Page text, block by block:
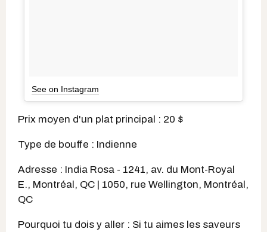
See on Instagram
Prix moyen d'un plat principal : 20 $
Type de bouffe : Indienne
Adresse : India Rosa - 1241, av. du Mont-Royal
E., Montréal, QC | 1050, rue Wellington, Montréal,
QC
Pourquoi tu dois y aller : Si tu aimes les saveurs